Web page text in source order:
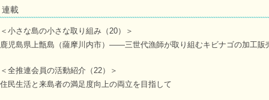
連載
＜小さな島の小さな取り組み（20）＞
鹿児島県上甑島（薩摩川内市）――三世代漁師が取り組むキビナゴの加工販
＜全推連会員の活動紹介（22）＞
住民生活と来島者の満足度向上の両立を目指して